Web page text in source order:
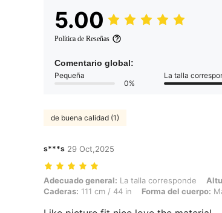
5.00
Política de Reseñas
Comentario global:
Pequeña
0%
La talla
de buena calidad (1)
s***s 29 Oct,2025
Adecuado general: La talla corresponde, Altura: 174
Adecuado general: La talla corresponde
Caderas: 111 cm / 44 in Forma del cuerpo: